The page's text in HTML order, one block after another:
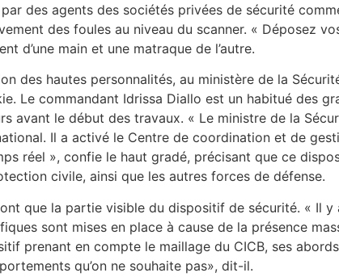
des agents des sociétés privées de sécurité
des foules au niveau du scanner. « Déposez
d’une main et une matraque de l’autre.
des hautes personnalités, au ministère de la
Le commandant Idrissa Diallo est un habitué des
avant le début des travaux. « Le ministre de la
Il a activé le Centre de coordination et de
réel », confie le haut gradé, précisant que ce
civile, ainsi que les autres forces de défense.
que la partie visible du dispositif de sécurité. « Il y
sont mises en place à cause de la présence
prenant en compte le maillage du CICB, ses
qu’on ne souhaite pas», dit-il.